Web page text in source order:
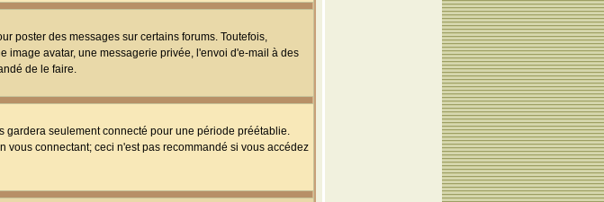
poster des messages sur certains forums. Toutefois,
image avatar, une messagerie privée, l'envoi d'e-mail à des
de le faire.
gardera seulement connecté pour une période préétablie.
connectant; ceci n'est pas recommandé si vous accédez